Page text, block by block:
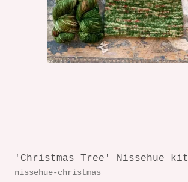
'Christmas Tree' Nissehue kit
nissehue-christmas